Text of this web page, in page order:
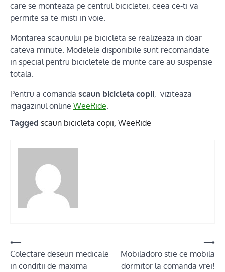
care se monteaza pe centrul bicicletei, ceea ce-ti va
permite sa te misti in voie.
Montarea scaunului pe bicicleta se realizeaza in doar
cateva minute. Modelele disponibile sunt recomandate
in special pentru bicicletele de munte care au suspensie
totala.
Pentru a comanda scaun bicicleta copii, viziteaza
magazinul online WeeRide.
Tagged scaun bicicleta copii, WeeRide
Post
navigation
⟵
Colectare deseuri medicale
in conditii de maxima
Mobiladoro stie ce mobila
dormitor la comanda vrei!
⟶